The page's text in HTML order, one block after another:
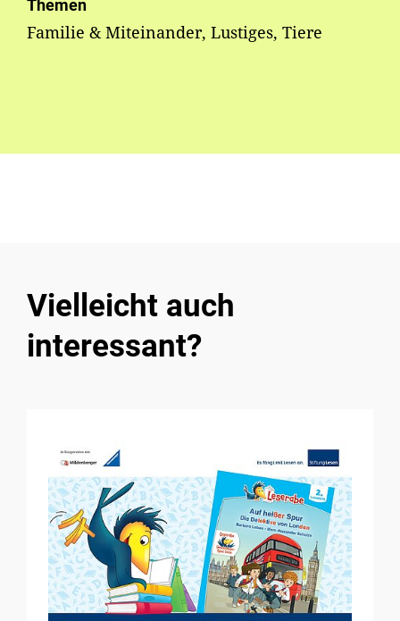
Themen
Familie & Miteinander, Lustiges, Tiere
Vielleicht auch
interessant?